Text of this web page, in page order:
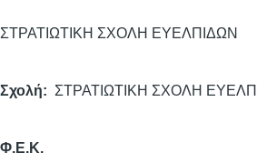
ΣΤΡΑΤΙΩΤΙΚΗ ΣΧΟΛΗ ΕΥΕΛΠΙΔΩΝ
Σχολή ΣΤΡΑΤΙΩΤΙΚΗ ΣΧΟΛΗ
Φ.Ε.Κ.